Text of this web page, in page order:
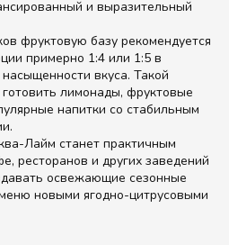
и выразительный
фруктовую базу рекомендуется
примерно 1:4 или 1:5 в
вкуса. Такой
лимонады, фруктовые
напитки со стабильным
Лайм станет практичным
ресторанов и других заведений
освежающие сезонные
новыми ягодно-цитрусовыми